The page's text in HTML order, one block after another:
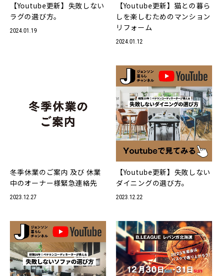
毎日の暮らし、もっと自分らしく。
【Youtube更新】失敗しない
ラグの選び方。
2024.01.19
【Youtube更新】猫との暮ら
しを楽しむためのマンション
リフォーム
2024.01.12
冬季休業のご案内 及び 休業
中のオーナー様緊急連絡先
2023.12.27
【Youtube更新】失敗しない
ダイニングの選び方。
2023.12.22